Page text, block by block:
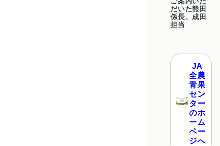
だいた熊田
係長、成田
担当
JA
全農
青果
セン
ター
のホ
ーム
ペー
ジへ